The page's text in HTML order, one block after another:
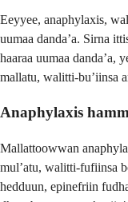
Eeyyee, anaphylaxis,
uumaa danda’a. Sirna
haaraa uumaa
mallatu, walitti-bu’iinsa
Anaphylaxis
Mallattoowwan
mul’atu, walitti-fufiinsa
hedduun, epinefriin